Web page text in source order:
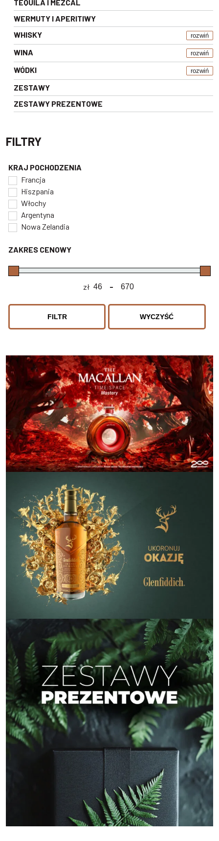
TEQUILA I MEZCAL
WERMUTY I APERITIWY
WHISKY
rozwiń
WINA rozwiń
WÓDKI rozwiń
ZESTAWY
ZESTAWY PREZENTOWE
FILTRY
KRAJ POCHODZENIA
Francja
Hiszpania
Włochy
Argentyna
Nowa Zelandia
ZAKRES CENOWY
zł Minimum Price
-
Maximum Price
FILTR WYCZYŚĆ